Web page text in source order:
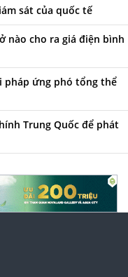
sát của quốc tế
nào cho ra giá điện bình
pháp ứng phó tổng thể
Trung Quốc để phát